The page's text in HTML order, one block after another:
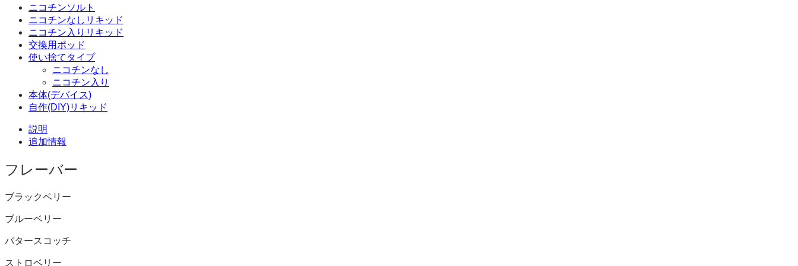
100ml
ニコチンソルト
ニコチンなしリキッド
ニコチン入りリキッド
交換用ポッド
使い捨てタイプ
ニコチンなし
ニコチン入り
本体(デバイス)
自作(DIY)リキッド
説明
追加情報
フレーバー
ブラックベリー
ブルーベリー
バタースコッチ
ストロベリー